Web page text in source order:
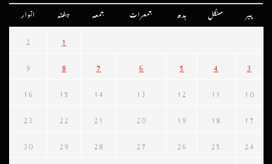
پیر منگل بدھ جمعرات جمعہ ہفتہ اتوار
1
2
3
4
5
6
7
8
9
10
11
12
13
14
15
16
17
18
19
20
21
22
23
24
25
26
27
28
29
30